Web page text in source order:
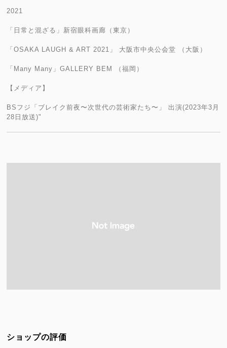
2021
「日常と混ざる」新宿眼科画廊（東京）
「OSAKA LAUGH & ART 2021」 大阪市中央公会堂 （大阪）
「Many Many」GALLERY BEM （福岡）
【メディア】
BSフジ「ブレイク前夜〜次世代の芸術家たち〜」 出演(2023年3月
28日放送)"
ショップの評価